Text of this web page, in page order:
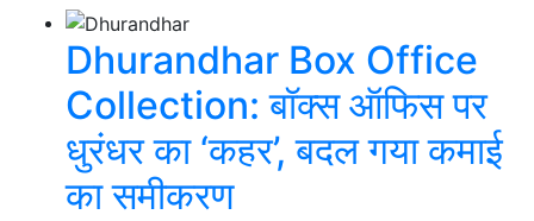
Dhurandhar Box Office
Collection: बॉक्स ऑफिस पर
धुरंधर का ‘कहर’, बदल गया कमाई
का समीकरण